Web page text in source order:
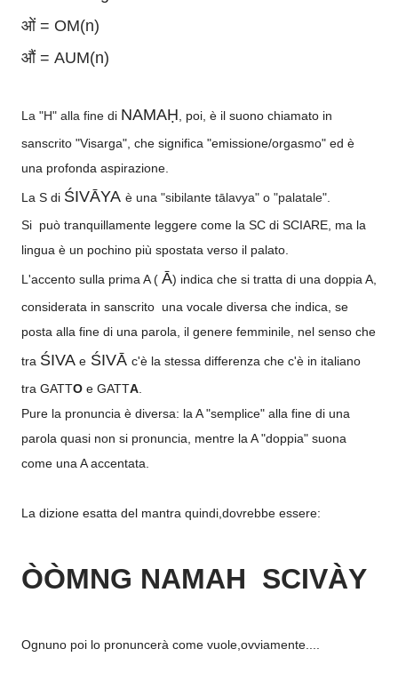
ओं = OM(n)
औं = AUM(n)
La "H" alla fine di NAMAḤ , poi, è il suono chiamato in
sanscrito "Visarga", che significa "emissione/orgasmo" ed è
una profonda aspirazione.
La S di ŚIVĀYA è una "sibilante tālavya" o "palatale".
Si può tranquillamente leggere come la SC di SCIARE, ma la
lingua è un pochino più spostata verso il palato.
L'accento sulla prima A ( Ā) indica che si tratta di una doppia A,
considerata in sanscrito una vocale diversa che indica, se
posta alla fine di una parola, il genere femminile, nel senso che
tra ŚIVA e ŚIVĀ c'è la stessa differenza che c'è in italiano
tra GATTO e GATTA
Pure la pronuncia è diversa: la A "semplice" alla fine di una
parola quasi non si pronuncia, mentre la A "doppia" suona
come una A accentata.
La dizione esatta del mantra quindi,dovrebbe essere:
ÒÒMNG NAMAH SCIVÀY
Ognuno poi lo pronuncerà come vuole,ovviamente....